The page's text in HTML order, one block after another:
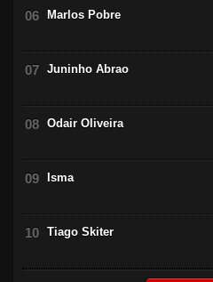
Marlos Pobre
Juninho Abrao
Odair Oliveira
Isma
Tiago Skiter